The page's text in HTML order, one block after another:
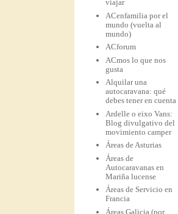
viajar
ACenfamilia por el
mundo (vuelta al
mundo)
ACforum
ACmos lo que nos
gusta
Alquilar una
autocaravana: qué
debes tener en cuenta
Ardelle o eixo Vans:
Blog divulgativo del
movimiento camper
Áreas de Asturias
Áreas de
Autocaravanas en
Mariña lucense
Áreas de Servicio en
Francia
Áreas Galicia (por